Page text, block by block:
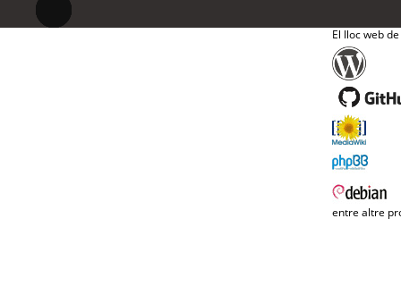
El lloc web
entre altre